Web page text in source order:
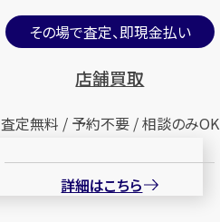
その場で査定、即現金払い
店舗買取
査定無料 / 予約不要 / 相談のみOK
詳細はこちら